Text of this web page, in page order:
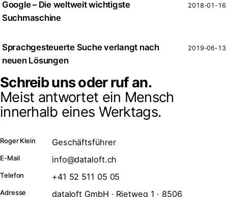
Google – Die weltweit wichtigste
Suchmaschine
2018-01-16
Sprachgesteuerte Suche verlangt nach
neuen Lösungen
2019-06-13
Schreib uns oder ruf an.
Meist antwortet ein Mensch
innerhalb eines Werktags.
Roger Klein Geschäftsführer
E-Mail info@dataloft.ch
Telefon +41 52 511 05 05
Adresse
dataloft GmbH · Rietweg 1 · 8506